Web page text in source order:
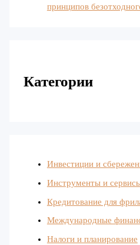
принципов
Категории
Инвестиции и
Инструменты и
Кредитование для
Международные
Налоги и планирование